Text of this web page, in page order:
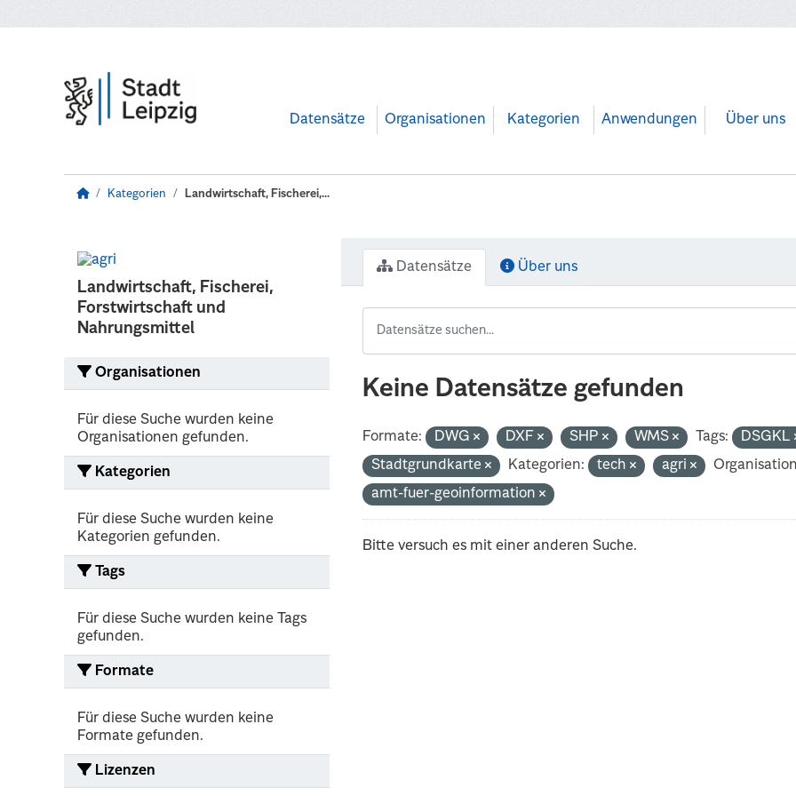
Datensätze Organisationen Kategorien Anwendungen Über uns
Kategorien Landwirtschaft, Fischerei,...
Landwirtschaft, Fischerei,
Forstwirtschaft und
Nahrungsmittel
Organisationen
Für diese Suche wurden keine
Organisationen gefunden.
Kategorien
Für diese Suche wurden keine
Kategorien gefunden.
Tags
Für diese Suche wurden keine Tags
gefunden.
Formate
Für diese Suche wurden keine
Formate gefunden.
Lizenzen
Datensätze Über uns
Keine Datensätze gefunden
Formate: DWG DXF SHP WMS Tags:
DSGKL
Stadtgrundkarte
Kategorien: tech agri
amt-fuer-geoinformation
Bitte versuch es mit einer anderen Suche.